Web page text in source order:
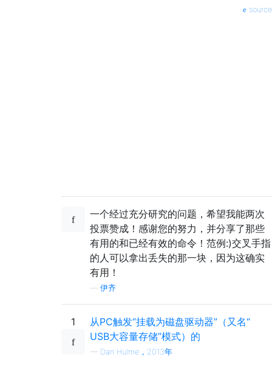
source
一个经过充分研究的问题，希望我能两次
投票赞成！感谢您的努力，并分享了那些
有用的和已经有效的命令！范例:)交叉手指
的人可以拿出丢失的那一块，因为这确实
有用！
伊齐
1
从PC触发“挂载为磁盘驱动器”（又名“
USB大容量存储”模式）的
— Dan Hulme，2013年